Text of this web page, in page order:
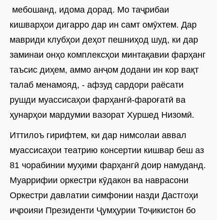
мебошанд, идома дорад. Мо таҷрибаи
кишварҳои дигарро дар ин самт омӯхтем. Дар
мавриди клубҳои деҳот пешниҳод шуд, ки дар
заминаи онҳо комплексҳои минтақавии фарҳанг
таъсис диҳем, аммо анҷом додани ин кор вақт
талаб менамояд, - афзуд сардори раёсати
рушди муассисаҳои фарҳангӣ-фароғатӣ ва
ҳунарҳои мардумии вазорат Хуршед Низомӣ.
Иттилоъ гирифтем, ки дар нимсолаи аввал
муассисаҳои театрию консертии кишвар беш аз
81 чорабинии муҳими фарҳангӣ доир намуданд.
Муаррифии оркестри кӯдакон ва наврасони
Оркестри давлатии симфонии назди Дастгоҳи
иҷроияи Президенти Ҷумҳурии Тоҷикистон бо